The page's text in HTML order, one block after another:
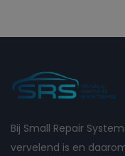
Bij Small Repair
vervelend is en